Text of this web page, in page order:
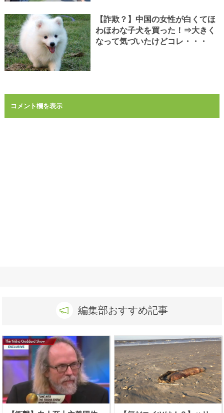
【詐欺？】中国の女性が白くてほ
わほわな子犬を買った！⇒大きく
なって気づいたけどコレ・・・
コメント欄を表示
編集部おすすめ記事